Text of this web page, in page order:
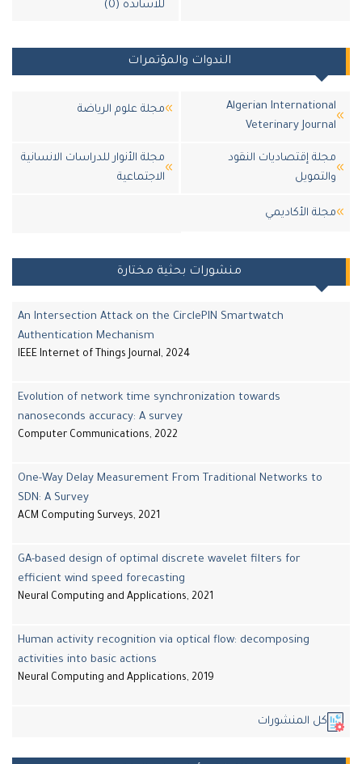
للأساتذة (0)
الندوات والمؤتمرات
Algerian
Veterinary
مجلة علوم الرياضة
إقتصاديات النقود
مجلة الأنوار للدراسات الانسانية
الاجتماعية
اﻷكاديمي
منشورات بحثية مختارة
An Intersection Attack on the CirclePIN Smartwatch
Authentication Mechanism
IEEE Internet of Things Journal, 2024
Evolution of network time synchronization towards
nanoseconds accuracy: A survey
Computer Communications, 2022
One-Way Delay Measurement From Traditional Networks to
SDN: A Survey
ACM Computing Surveys, 2021
GA-based design of optimal discrete wavelet filters for
efficient wind speed forecasting
Neural Computing and Applications, 2021
Human activity recognition via optical flow: decomposing
activities into basic actions
Neural Computing and Applications, 2019
كل المنشورات